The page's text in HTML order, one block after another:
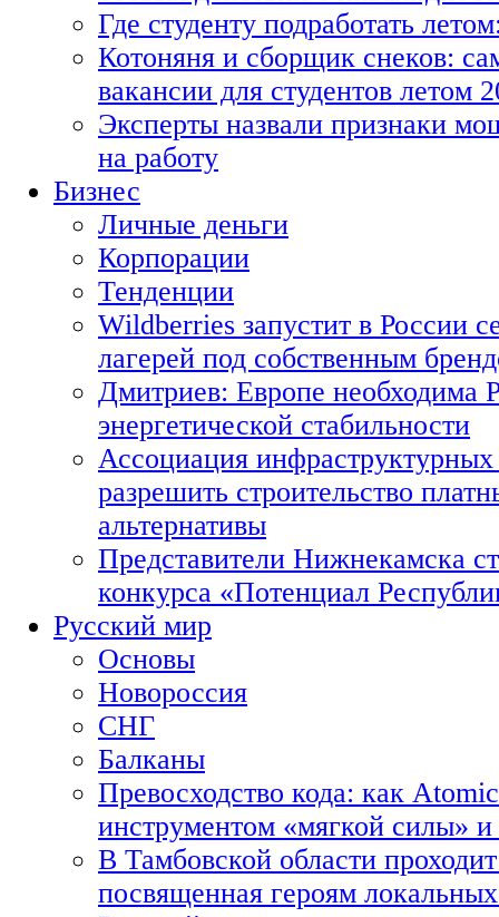
Где студенту подработать
Котоняня и сборщик снеков:
вакансии для студентов летом
Эксперты назвали признаки
на работу
Бизнес
Личные деньги
Корпорации
Тенденции
Wildberries запустит в России
лагерей под собственным
Дмитриев: Европе необходима
энергетической стабильности
Ассоциация
разрешить строительство
альтернативы
Представители Нижнекамска
конкурса «Потенциал
Русский мир
Основы
Новороссия
СНГ
Балканы
Превосходство кода: как
инструментом «мягкой силы» и
В Тамбовской области
посвященная героям